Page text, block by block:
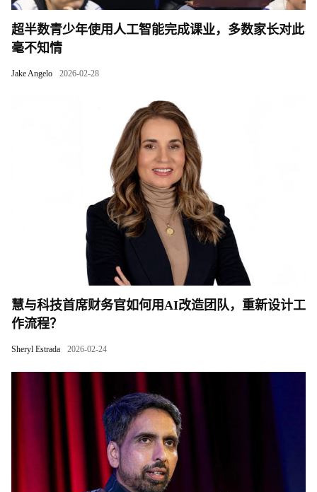
超半数青少年使用人工智能完成课业，多数家长对此
毫不知情
Jake Angelo 2026-02-28
慧与科技首席财务官如何用AI改造团队，重新设计工
作流程？
Sheryl Estrada 2026-02-24